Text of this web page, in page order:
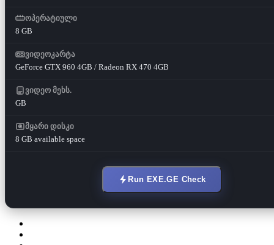
ოპერატიული
8 GB
ვიდეოკარტა
GeForce GTX 960 4GB / Radeon RX 470 4GB
ვიდეო მეხს.
GB
მყარი დისკი
8 GB available space
Run EXE.GE Check